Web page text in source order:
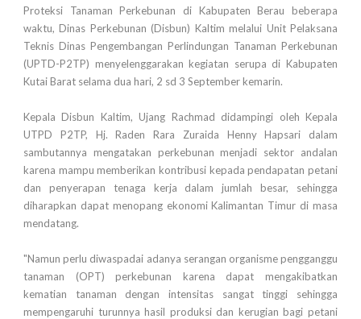
Proteksi Tanaman Perkebunan di Kabupaten Berau beberapa
waktu, Dinas Perkebunan (Disbun) Kaltim melalui Unit Pelaksana
Teknis Dinas Pengembangan Perlindungan Tanaman Perkebunan
(UPTD-P2TP) menyelenggarakan kegiatan serupa di Kabupaten
Kutai Barat selama dua hari, 2 sd 3 September kemarin.
Kepala Disbun Kaltim, Ujang Rachmad didampingi oleh Kepala
UTPD P2TP, Hj. Raden Rara Zuraida Henny Hapsari dalam
sambutannya mengatakan perkebunan menjadi sektor andalan
karena mampu memberikan kontribusi kepada pendapatan petani
dan penyerapan tenaga kerja dalam jumlah besar, sehingga
diharapkan dapat menopang ekonomi Kalimantan Timur di masa
mendatang.
"Namun perlu diwaspadai adanya serangan organisme pengganggu
tanaman (OPT) perkebunan karena dapat mengakibatkan
kematian tanaman dengan intensitas sangat tinggi sehingga
mempengaruhi turunnya hasil produksi dan kerugian bagi petani